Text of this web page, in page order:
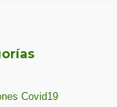
Covid19